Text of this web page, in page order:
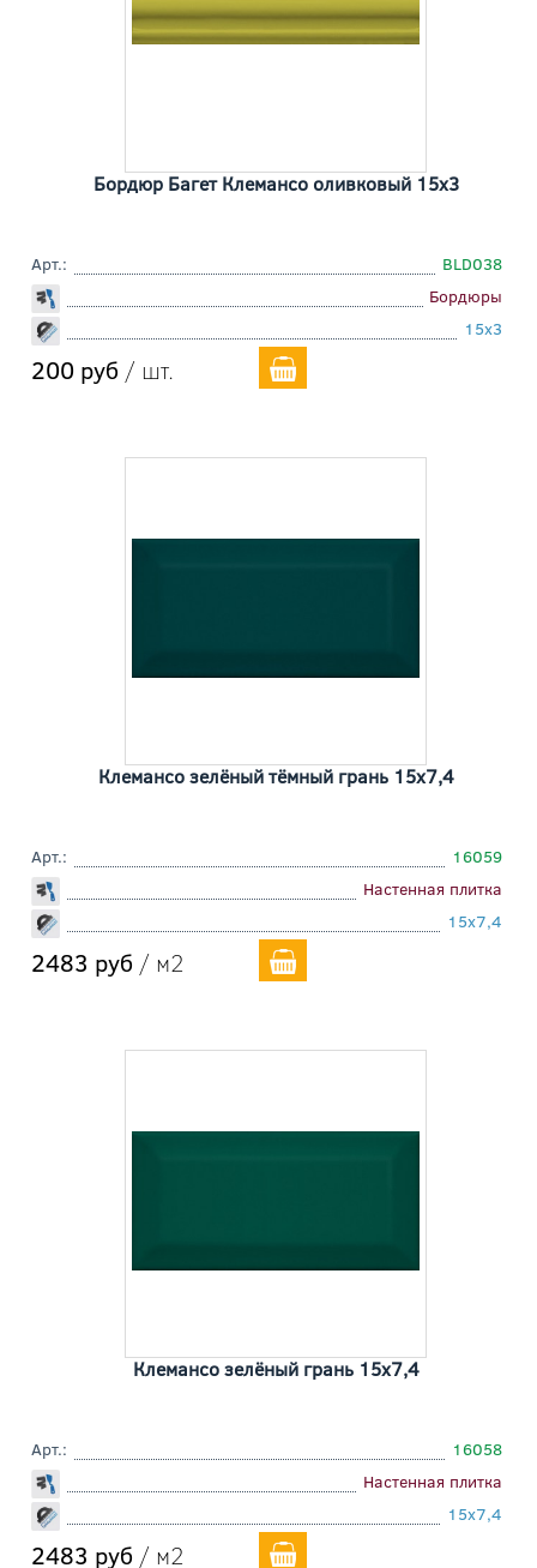
Бордюр Багет Клемансо оливковый 15x3
Арт.:
BLD038
Бордюры
15x3
200 руб / шт.
Клемансо зелёный тёмный грань 15x7,4
Арт.:
16059
Настенная плитка
15x7,4
2483 руб / м2
Клемансо зелёный грань 15x7,4
Арт.:
16058
Настенная плитка
15x7,4
2483 руб / м2